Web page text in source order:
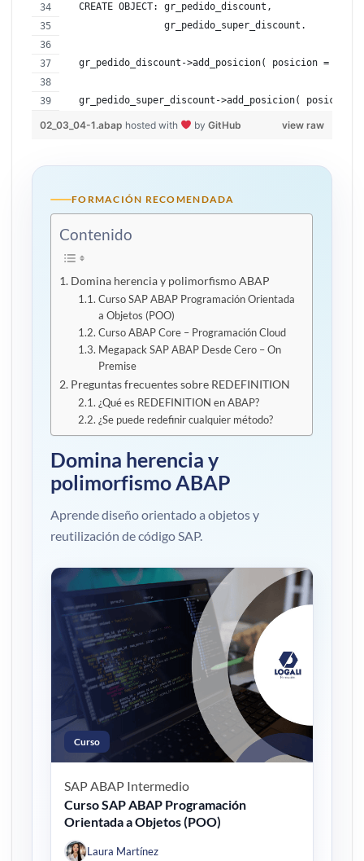
  CREATE OBJECT: gr_pedido_discount,
                 gr_pedido_super_discount.
gr_pedido_discount->add_posicion( posicion =
gr_pedido_super_discount->add_posicion( posicion
view raw
02_03_04-1.abap hosted with by GitHub
FORMACIÓN RECOMENDADA
Contenido
Domina herencia y polimorfismo ABAP
Curso SAP ABAP Programación Orientada
a Objetos (POO)
Curso ABAP Core – Programación Cloud
Megapack SAP ABAP Desde Cero – On
Premise
Preguntas frecuentes sobre REDEFINITION
¿Qué es REDEFINITION en ABAP?
¿Se puede redefinir cualquier método?
Domina herencia y
polimorfismo ABAP
Aprende diseño orientado a objetos y
reutilización de código SAP.
Curso
SAP ABAP Intermedio
Curso SAP ABAP Programación
Orientada a Objetos (POO)
Laura Martínez